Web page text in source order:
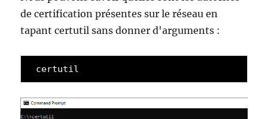
de certification présentes sur le réseau en
tapant certutil sans donner d'arguments :
certutil